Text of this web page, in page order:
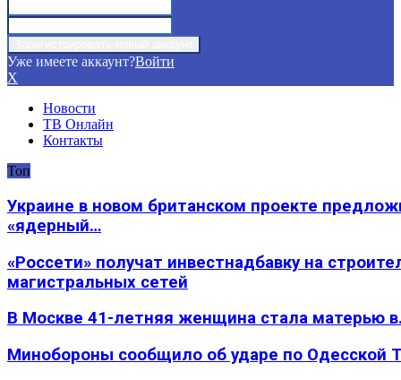
Уже имеете аккаунт?Войти
X
Новости
ТВ Онлайн
Контакты
Топ
Украине в новом британском проекте
«ядерный…
«Россети» получат инвестнадбавку на
магистральных сетей
В Москве 41-летняя женщина стала матерью
Минобороны сообщило об ударе по Одесской